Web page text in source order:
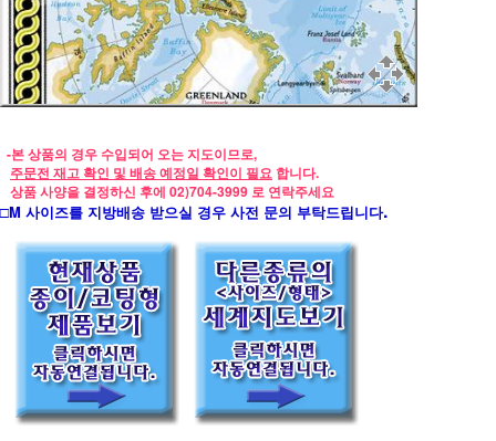
-본 상품의 경우 수입되어 오는 지도이므로,
주문전 재고 확인 및 배송 예정일 확인이 필요 합니다.
상품 사양을 결정하신 후에 02)704-3999 로 연락주세요
□M 사이즈를 지방배송 받으실 경우 사전 문의 부탁드립니다.